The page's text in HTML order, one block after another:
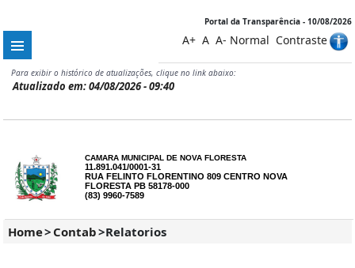
Portal da Transparência - 10/08/2026
A+ A A- Normal Contraste
Para exibir o histórico de atualizações, clique no link abaixo:
Atualizado em: 04/08/2026 - 09:40
CAMARA MUNICIPAL DE NOVA FLORESTA
11.891.041/0001-31
RUA FELINTO FLORENTINO 809 CENTRO NOVA
FLORESTA PB 58178-000
(83) 9960-7589
Home> Contab>Relatorios